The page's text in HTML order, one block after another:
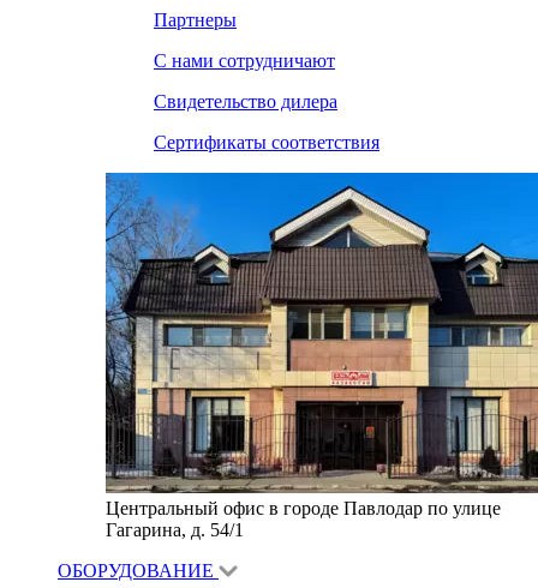
Партнеры
С нами сотрудничают
Свидетельство дилера
Сертификаты соответствия
Центральный офис в городе Павлодар по улице
Гагарина, д. 54/1
ОБОРУДОВАНИЕ